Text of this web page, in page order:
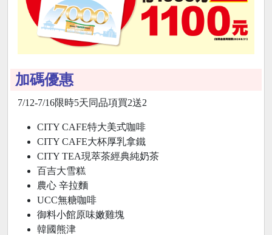
加碼優惠
7/12-7/16限時5天同品項買2送2
CITY CAFE特大美式咖啡
CITY CAFE大杯厚乳拿鐵
CITY TEA現萃茶經典純奶茶
百吉大雪糕
農心 辛拉麵
UCC無糖咖啡
御料小館原味嫩雞塊
韓國熊津